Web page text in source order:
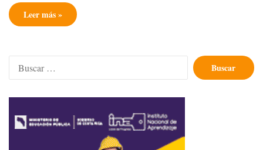
Leer más »
Buscar: